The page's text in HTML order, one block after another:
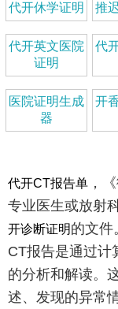
代开休学证明 推
代开英文医院
证明
代
医院证明生成
器
开
代开CT报告单 ，
专业医生或放射
开诊断证明的文件
CT报告是通过计
的分析和解读。
述、发现的异常